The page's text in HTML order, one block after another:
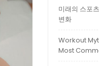
미래의 스포
변화
Workout
Most